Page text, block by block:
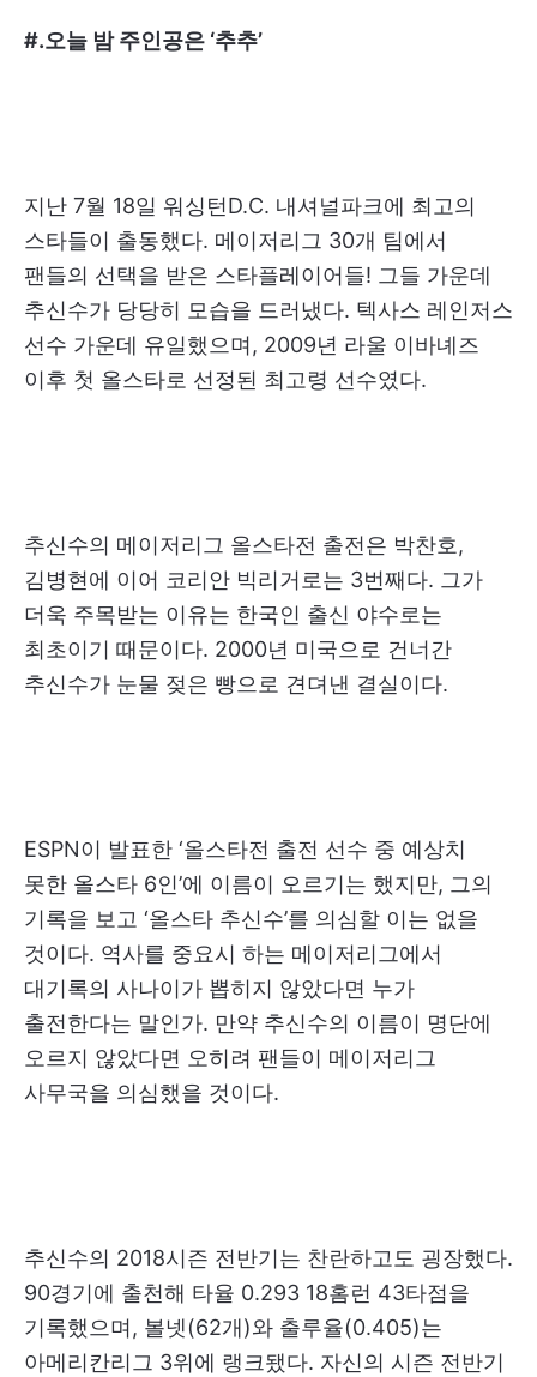
#.오늘 밤 주인공은 ‘추추’
지난 7월 18일 워싱턴D.C. 내셔널파크에 최고의
스타들이 출동했다. 메이저리그 30개 팀에서
팬들의 선택을 받은 스타플레이어들! 그들 가운데
추신수가 당당히 모습을 드러냈다. 텍사스 레인저스
선수 가운데 유일했으며, 2009년 라울 이바녜즈
이후 첫 올스타로 선정된 최고령 선수였다.
추신수의 메이저리그 올스타전 출전은 박찬호,
김병현에 이어 코리안 빅리거로는 3번째다. 그가
더욱 주목받는 이유는 한국인 출신 야수로는
최초이기 때문이다. 2000년 미국으로 건너간
추신수가 눈물 젖은 빵으로 견뎌낸 결실이다.
ESPN이 발표한 ‘올스타전 출전 선수 중 예상치
못한 올스타 6인’에 이름이 오르기는 했지만, 그의
기록을 보고 ‘올스타 추신수’를 의심할 이는 없을
것이다. 역사를 중요시 하는 메이저리그에서
대기록의 사나이가 뽑히지 않았다면 누가
출전한다는 말인가. 만약 추신수의 이름이 명단에
오르지 않았다면 오히려 팬들이 메이저리그
사무국을 의심했을 것이다.
추신수의 2018시즌 전반기는 찬란하고도 굉장했다.
90경기에 출천해 타율 0.293 18홈런 43타점을
기록했으며, 볼넷(62개)와 출루율(0.405)는
아메리칸리그 3위에 랭크됐다. 자신의 시즌 전반기